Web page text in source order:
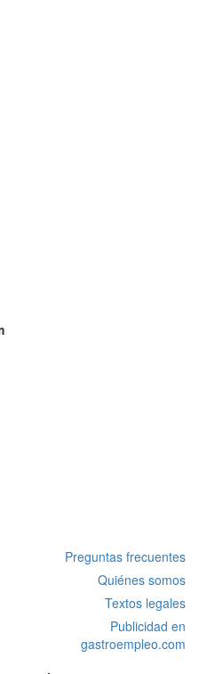
Preguntas frecuentes
Quiénes somos
Textos legales
Publicidad en
gastroempleo.com